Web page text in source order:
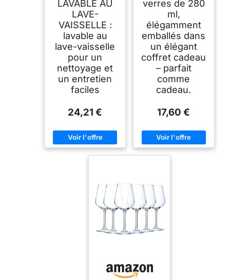
LAVABLE AU
LAVE-
VAISSELLE :
lavable au
lave-vaisselle
pour un
nettoyage et
un entretien
faciles
24,21 €
verres de 280
ml,
élégamment
emballés dans
un élégant
coffret cadeau
– parfait
comme
cadeau.
17,60 €